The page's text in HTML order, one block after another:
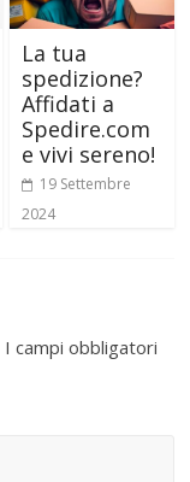
La tua
spedizione?
Affidati a
Spedire.com
e vivi sereno!
19 Settembre
2024
I campi obbligatori